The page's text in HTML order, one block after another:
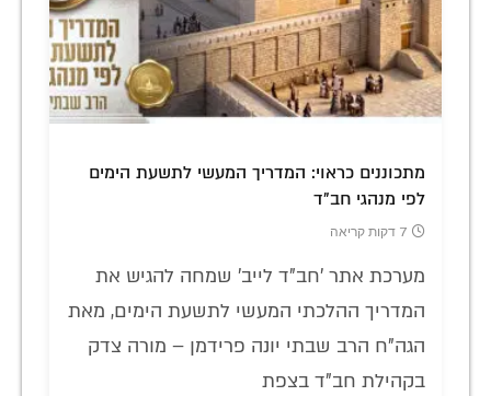
מתכוננים כראוי: המדריך המעשי לתשעת הימים
לפי מנהגי חב"ד
7 דקות קריאה
מערכת אתר 'חב"ד לייב' שמחה להגיש את
המדריך ההלכתי המעשי לתשעת הימים, מאת
הגה"ח הרב שבתי יונה פרידמן – מורה צדק
בקהילת חב"ד בצפת